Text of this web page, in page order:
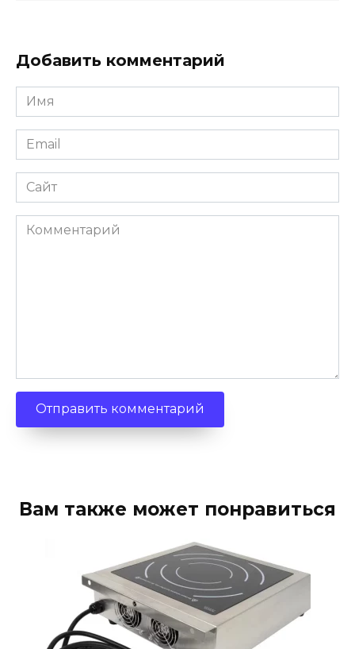
Добавить комментарий
Имя
Email
Сайт
Комментарий
Вам также может понравиться